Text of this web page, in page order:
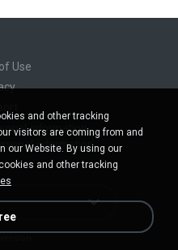
Use
information
information
and other tracking
visitors are coming from and
our Website. By using our
and other tracking